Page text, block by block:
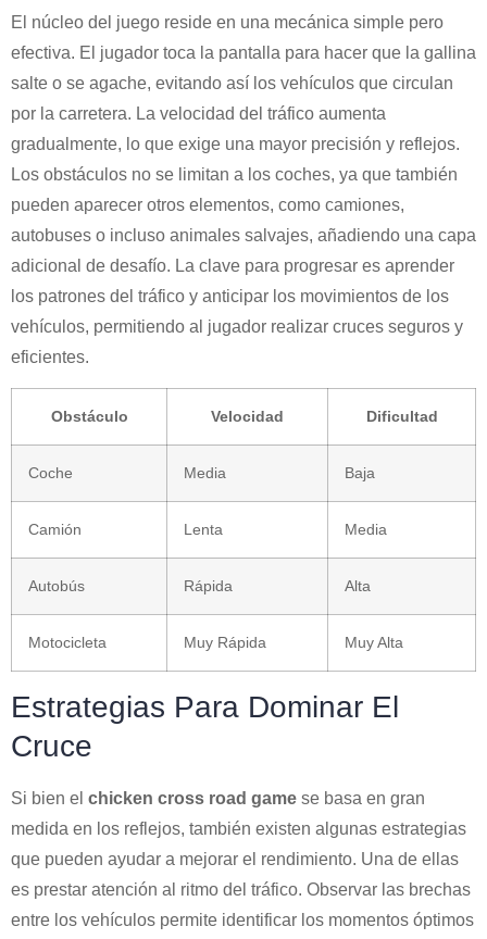
El núcleo del juego reside en una mecánica simple pero
efectiva. El jugador toca la pantalla para hacer que la gallina
salte o se agache, evitando así los vehículos que circulan
por la carretera. La velocidad del tráfico aumenta
gradualmente, lo que exige una mayor precisión y reflejos.
Los obstáculos no se limitan a los coches, ya que también
pueden aparecer otros elementos, como camiones,
autobuses o incluso animales salvajes, añadiendo una capa
adicional de desafío. La clave para progresar es aprender
los patrones del tráfico y anticipar los movimientos de los
vehículos, permitiendo al jugador realizar cruces seguros y
eficientes.
Obstáculo Velocidad Dificultad
Coche Media Baja
Camión Lenta Media
Autobús Rápida Alta
Motocicleta Muy Rápida Muy Alta
Estrategias Para Dominar El
Cruce
Si bien el chicken cross road game se basa en gran
medida en los reflejos, también existen algunas estrategias
que pueden ayudar a mejorar el rendimiento. Una de ellas
es prestar atención al ritmo del tráfico. Observar las brechas
entre los vehículos permite identificar los momentos óptimos